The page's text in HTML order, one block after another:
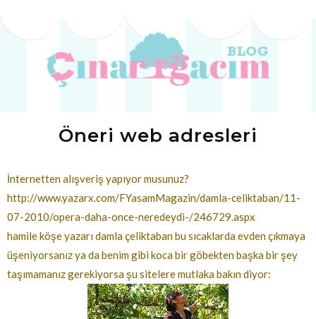
Öneri web adresleri
İnternetten alışveriş yapıyor musunuz?
http://www.yazarx.com/FYasamMagazin/damla-celiktaban/11-
07-2010/opera-daha-once-neredeydi-/246729.aspx
hamile köşe yazarı damla çeliktaban bu sıcaklarda evden çıkmaya
üşeniyorsanız ya da benim gibi koca bir göbekten başka bir şey
taşımamanız gerekiyorsa şu sitelere mutlaka bakın diyor: